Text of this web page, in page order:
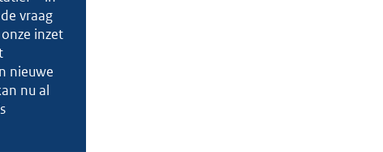
vraag
inzet
nieuwe
nu al